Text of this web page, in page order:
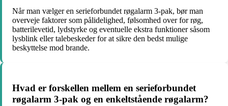
Når man vælger en serieforbundet røgalarm 3-pak, bør man
overveje faktorer som pålidelighed, følsomhed over for røg,
batterilevetid, lydstyrke og eventuelle ekstra funktioner såsom
lysblink eller talebeskeder for at sikre den bedst mulige
beskyttelse mod brande.
Hvad er forskellen mellem en serieforbundet
røgalarm 3-pak og en enkeltstående røgalarm?